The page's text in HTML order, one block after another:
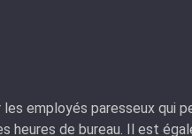
employés paresseux qui
heures de bureau. Il est